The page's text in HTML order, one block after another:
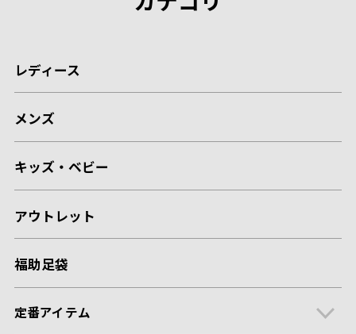
レディース
メンズ
キッズ・ベビー
アウトレット
福助足袋
定番アイテム